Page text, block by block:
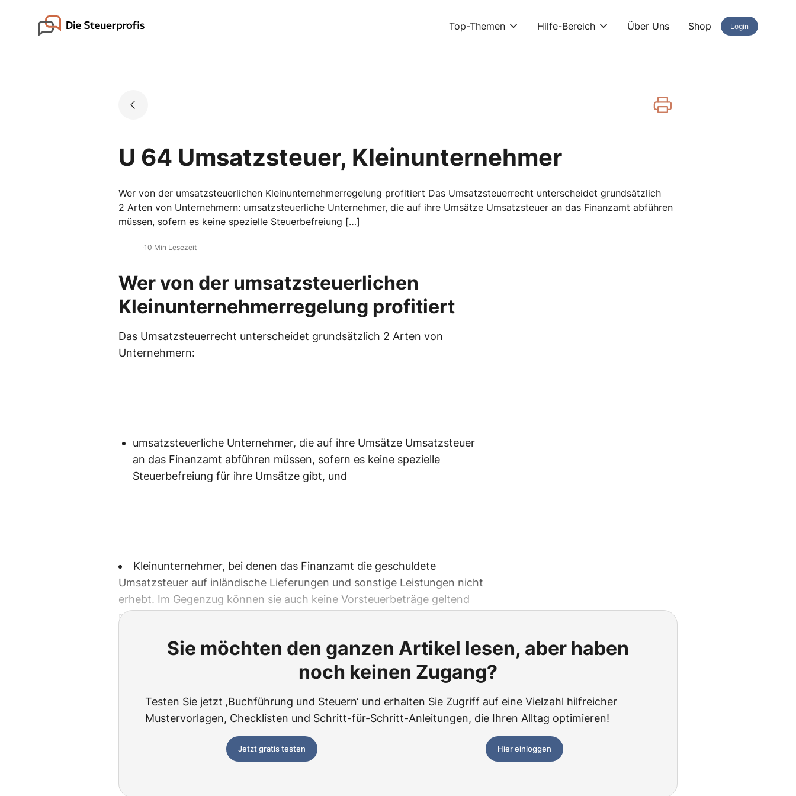
Go to landing page. Top-Themen Hilfe-Bereich Über Uns Shop Login
U 64 Umsatzsteuer, Kleinunternehmer
Wer von der umsatzsteuerlichen Kleinunternehmerregelung profitiert Das Umsatzsteuerrecht unterscheidet grundsätzlich
2 Arten von Unternehmern: umsatzsteuerliche Unternehmer, die auf ihre Umsätze Umsatzsteuer an das Finanzamt abführen
müssen, sofern es keine spezielle Steuerbefreiung […]
·10 Min Lesezeit
Wer von der umsatzsteuerlichen
Kleinunternehmerregelung profitiert
Das Umsatzsteuerrecht unterscheidet grundsätzlich 2 Arten von
Unternehmern:
umsatzsteuerliche Unternehmer, die auf ihre Umsätze Umsatzsteuer
an das Finanzamt abführen müssen, sofern es keine spezielle
Steuerbefreiung für ihre Umsätze gibt, und
Kleinunternehmer, bei denen das Finanzamt die geschuldete
Umsatzsteuer auf inländische Lieferungen und sonstige Leistungen nicht
erhebt. Im Gegenzug können sie auch keine Vorsteuerbeträge geltend
machen.
Sie möchten den ganzen Artikel lesen, aber haben
noch keinen Zugang?
Testen Sie jetzt ‚Buchführung und Steuern‘ und erhalten Sie Zugriff auf eine Vielzahl hilfreicher
Mustervorlagen, Checklisten und Schritt-für-Schritt-Anleitungen, die Ihren Alltag optimieren!
Jetzt gratis testen Hier einloggen